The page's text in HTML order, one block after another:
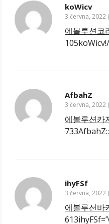
koWicv
3 června, 2022
에볼루션코
AfbahZ
3 června, 2022
에볼루션카
ihyFSf
3 června, 2022
에볼루션바